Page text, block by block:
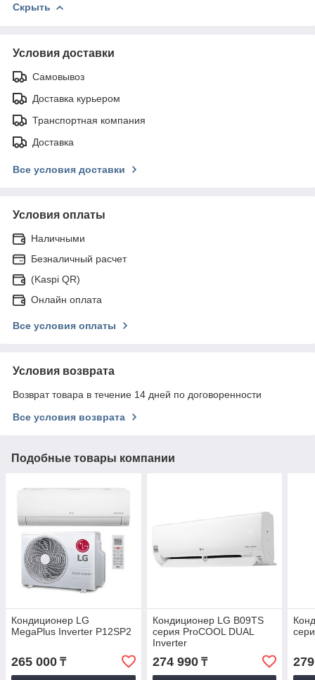
Скрыть
Условия доставки
Самовывоз
Доставка курьером
Транспортная компания
Доставка
Все условия доставки
Условия оплаты
Наличными
Безналичный расчет
(Kaspi QR)
Онлайн оплата
Все условия оплаты
Условия возврата
Возврат товара в течение 14 дней по договоренности
Все условия возврата
Подобные товары компании
Кондиционер LG
MegaPlus Inverter Р12SP2
265 000 ₸
Кондиционер LG B09TS
серия ProCOOL DUAL
Inverter
274 990₸